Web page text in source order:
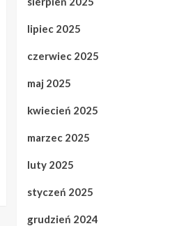
lipiec 2025
czerwiec 2025
maj 2025
kwiecień 2025
marzec 2025
luty 2025
styczeń 2025
grudzień 2024